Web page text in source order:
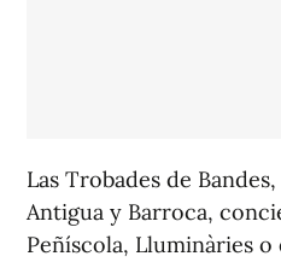
Las Trobades de
Antigua y Barroca,
Peñíscola, Lluminàries